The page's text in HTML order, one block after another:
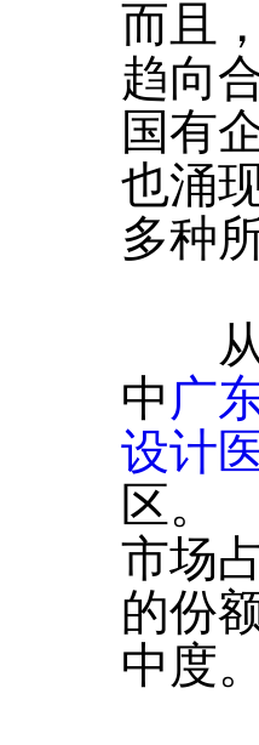
而且
趋向
国有
也涌
多种
从
中 广
设计
区。
市场
的份
中度。